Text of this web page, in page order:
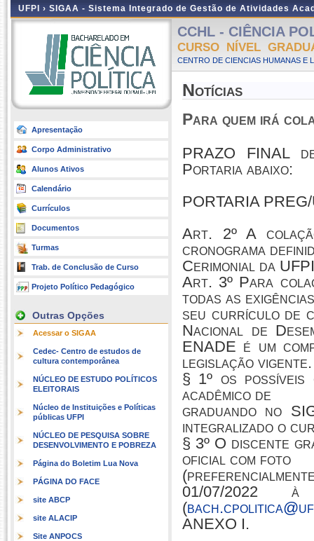
UFPI › SIGAA - Sistema Integrado de Gestão de Atividades
Apresentação
Corpo Administrativo
Alunos Ativos
Calendário
Currículos
Documentos
Turmas
Trab. de Conclusão de Curso
Projeto Político Pedagógico
Outras Opções
Acessar o SIGAA
Cedec- Centro de estudos de
cultura contemporânea
NÚCLEO DE ESTUDO POLÍTICOS
ELEITORAIS
Núcleo de Instituições e Políticas
públicas UFPI
NÚCLEO DE PESQUISA SOBRE
DESENVOLVIMENTO E POBREZA
Página do Boletim Lua Nova
PÁGINA DO FACE
site ABCP
site ALACIP
Site ANPOCS
CCHL - CIÊNCIA
CURSO NÍVEL
CENTRO DE CIENCIAS HUMANAS E
Notícias
Para quem irá
PRAZO FINAL
Portaria abaixo:
PORTARIA
Art. 2º A
cronograma
Cerimonial da
Art. 3º Para
todas as
seu currículo de
Nacional de
ENADE é um
legislação vigente.
§ 1º os
acadêmico de
graduando no
integralizado o
§ 3º O discente
oficial com foto
01/07/2022
(
ANEXO I.